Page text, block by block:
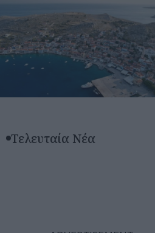
Τελευταία Νέα